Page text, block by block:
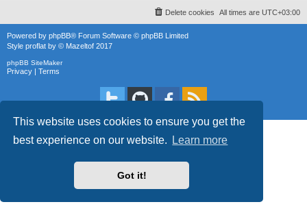
This website uses cookies to ensure you get the
best experience on our website.
Learn more
Got it!
All times are UTC+03:00
Delete cookies
Powered by phpBB® Forum Software © phpBB Limited
Style proflat by © Mazeltof 2017
phpBB SiteMaker
Privacy | Terms